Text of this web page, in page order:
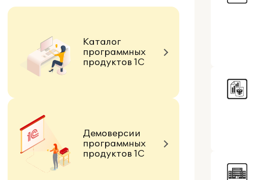
Каталог
программных
продуктов 1С
Демоверсии
программных
продуктов 1С